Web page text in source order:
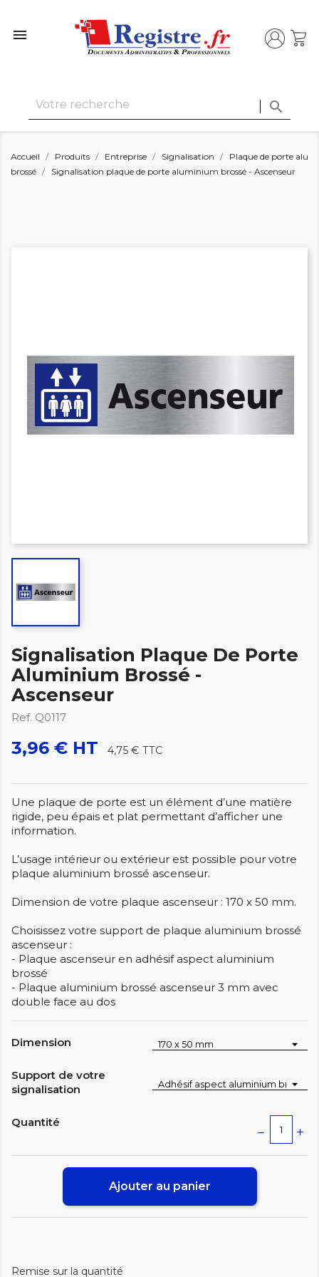


Accueil Produits Entreprise Signalisation
Plaque de porte alu
brossé
Signalisation plaque de porte aluminium brossé - Ascenseur
Signalisation Plaque De Porte
Aluminium Brossé -
Ascenseur
Ref. Q0117
3,96 € HT 4,75 € TTC
Une plaque de porte est un élément d’une matière
rigide, peu épais et plat permettant d’afficher une
information.
L’usage intérieur ou extérieur est possible pour votre
plaque aluminium brossé ascenseur.
Dimension de votre plaque ascenseur : 170 x 50 mm.
Choisissez votre support de plaque aluminium brossé
ascenseur :
- Plaque ascenseur en adhésif aspect aluminium
brossé
- Plaque aluminium brossé ascenseur 3 mm avec
double face au dos
Dimension
Support de votre
signalisation
Quantité
Ajouter au panier
Remise sur la quantité